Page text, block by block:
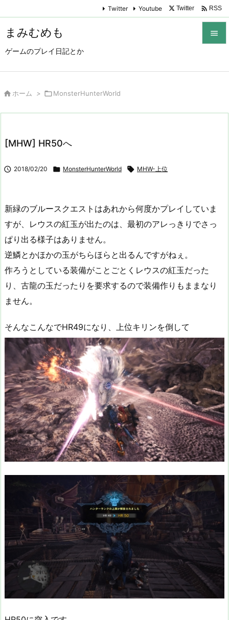
まみむめも
ゲームのプレイ日記とか

Twitter Youtube Twitter  RSS
 ホーム > MonsterHunterWorld
[MHW] HR50へ
 2018/02/20  MonsterHunterWorld  MHW-上位
新緑のブルースクエストはあれから何度かプレイしていま
すが、レウスの紅玉が出たのは、最初のアレっきりでさっ
ぱり出る様子はありません。
逆鱗とかほかの玉がちらほらと出るんですがねぇ。
作ろうとしている装備がことごとくレウスの紅玉だった
り、古龍の玉だったりを要求するので装備作りもままなり
ません。
そんなこんなでHR49になり、上位キリンを倒して